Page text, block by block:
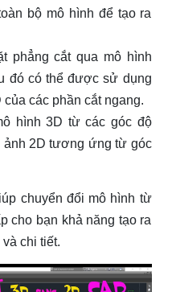
bộ mô hình để tạo ra
phẳng cắt qua mô hình
đó có thể được sử dụng
các phần cắt ngang.
hình 3D từ các góc độ
ảnh 2D tương ứng từ góc
chuyển đổi mô hình từ
cho bạn khả năng tạo ra
chi tiết.